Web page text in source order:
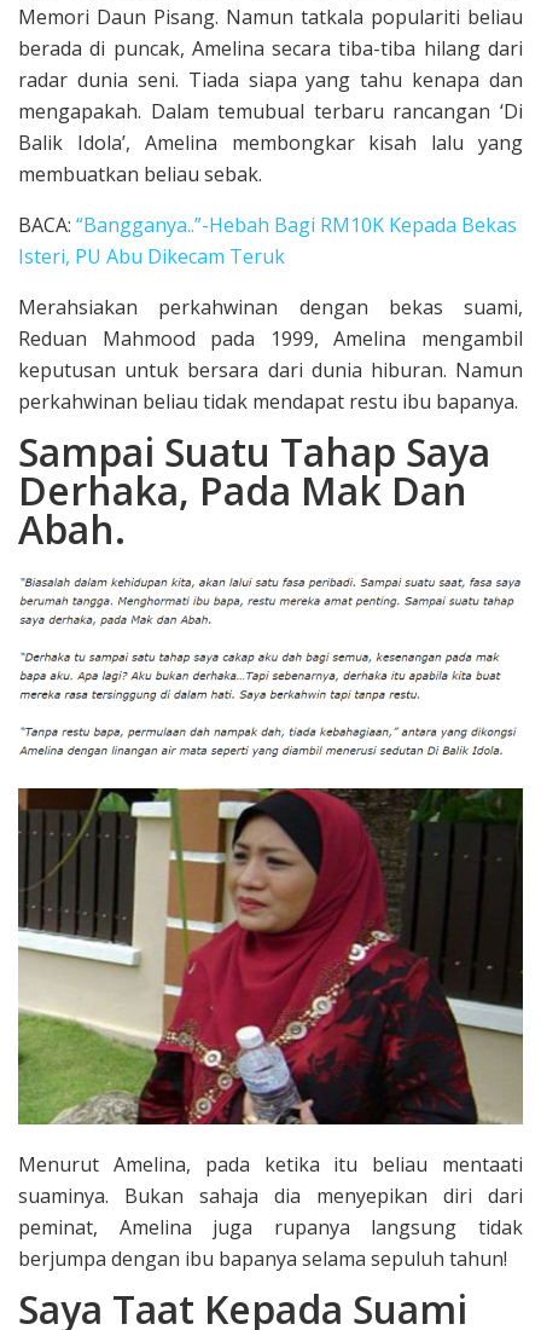
Memori Daun Pisang. Namun tatkala populariti beliau
berada di puncak, Amelina secara tiba-tiba hilang dari
radar dunia seni. Tiada siapa yang tahu kenapa dan
mengapakah. Dalam temubual terbaru rancangan ‘Di
Balik Idola’, Amelina membongkar kisah lalu yang
membuatkan beliau sebak.
BACA: “Bangganya..”-Hebah Bagi RM10K Kepada Bekas
Isteri, PU Abu Dikecam Teruk
Merahsiakan perkahwinan dengan bekas suami,
Reduan Mahmood pada 1999, Amelina mengambil
keputusan untuk bersara dari dunia hiburan. Namun
perkahwinan beliau tidak mendapat restu ibu bapanya.
Sampai Suatu Tahap Saya
Derhaka, Pada Mak Dan
Abah.
Menurut Amelina, pada ketika itu beliau mentaati
suaminya. Bukan sahaja dia menyepikan diri dari
peminat, Amelina juga rupanya langsung tidak
berjumpa dengan ibu bapanya selama sepuluh tahun!
Saya Taat Kepada Suami